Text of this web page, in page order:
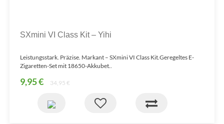
SXmini VI Class Kit – Yihi
Leistungsstark. Präzise. Markant – SXmini VI Class Kit.Geregeltes E-
Zigaretten-Set mit 18650-Akkubet..
9,95 € 34,95 €